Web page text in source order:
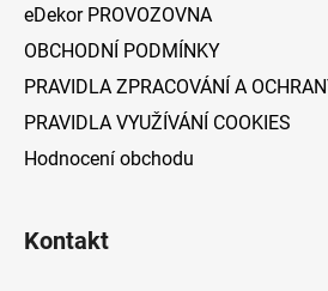
eDekor PROVOZOVNA
OBCHODNÍ PODMÍNKY
PRAVIDLA ZPRACOVÁNÍ A
PRAVIDLA VYUŽÍVÁNÍ COOKIES
Hodnocení obchodu
Kontakt